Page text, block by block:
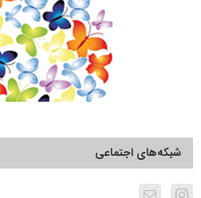
شبکه‌های اجتماعی